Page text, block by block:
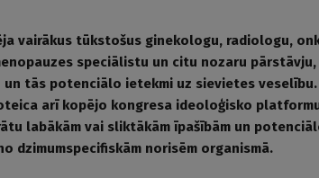
vairākus tūkstošus ginekologu, radiologu,
speciālistu un citu nozaru
tās potenciālo ietekmi uz sievietes
arī kopējo kongresa ideoloģisko
labākām vai sliktākām īpašībām un
dzimumspecifiskām norisēm organismā.